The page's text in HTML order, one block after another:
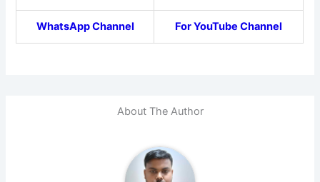
WhatsApp Channel For YouTube Channel
About The Author